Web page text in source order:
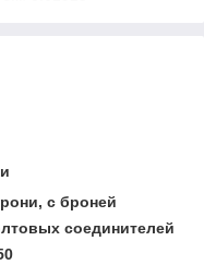
с броней
соединителей